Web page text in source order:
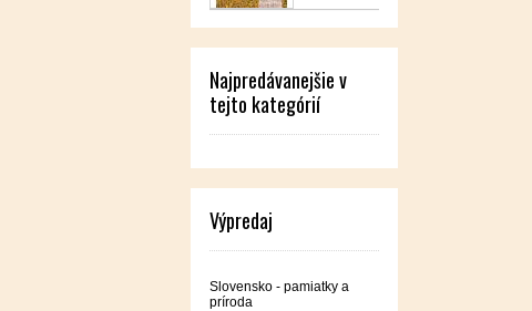
Najpredávanejšie v
tejto kategórií
Výpredaj
Slovensko - pamiatky a
príroda